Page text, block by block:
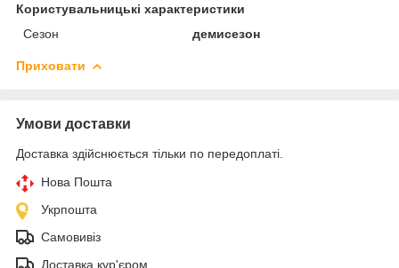
Користувальницькі характеристики
Сезон
демисезон
Приховати
Умови доставки
Доставка здійснюється тільки по передоплаті.
Нова Пошта
Укрпошта
Самовивіз
Доставка кур'єром